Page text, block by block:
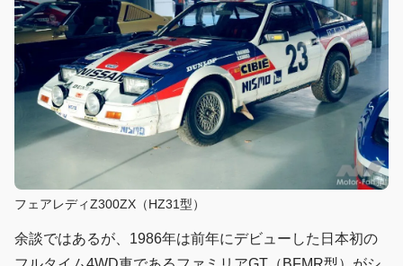
フェアレディZ300ZX（HZ31型）
余談ではあるが、1986年は前年にデビューした日本初の